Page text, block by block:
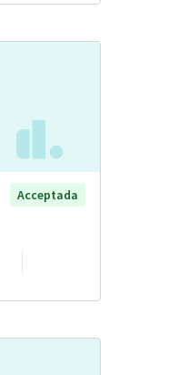
Acceptada